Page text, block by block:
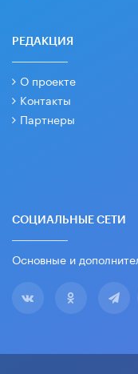
РЕДАКЦИЯ
О проекте
Контакты
Партнеры
СОЦИАЛЬНЫЕ СЕТИ
Основные и